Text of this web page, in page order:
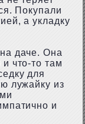
Покупали
а укладку
даче. Она
что-то там
для
лужайку из
и